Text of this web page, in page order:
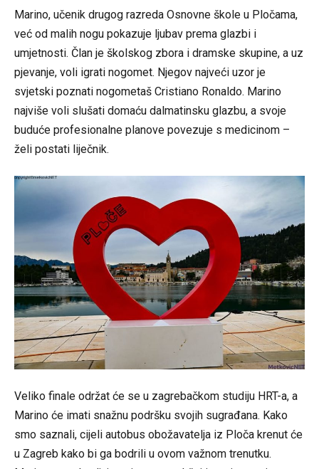
Marino, učenik drugog razreda Osnovne škole u Pločama,
već od malih nogu pokazuje ljubav prema glazbi i
umjetnosti. Član je školskog zbora i dramske skupine, a uz
pjevanje, voli igrati nogomet. Njegov najveći uzor je
svjetski poznati nogometaš Cristiano Ronaldo. Marino
najviše voli slušati domaću dalmatinsku glazbu, a svoje
buduće profesionalne planove povezuje s medicinom –
želi postati liječnik.
Veliko finale održat će se u zagrebačkom studiju HRT-a, a
Marino će imati snažnu podršku svojih sugrađana. Kako
smo saznali, cijeli autobus obožavatelja iz Ploča krenut će
u Zagreb kako bi ga bodrili u ovom važnom trenutku.